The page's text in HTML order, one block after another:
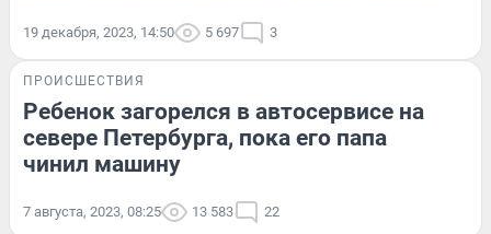
19 декабря, 2023, 14:50 5 697 3
ПРОИСШЕСТВИЯ
Ребенок загорелся в автосервисе на
севере Петербурга, пока его папа
чинил машину
7 августа, 2023, 08:25 13 583 22